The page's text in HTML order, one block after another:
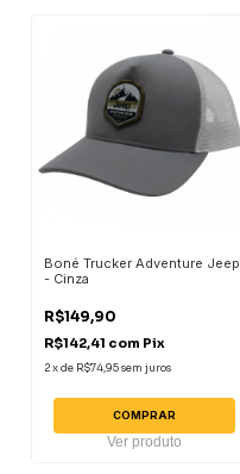
Boné Trucker Adventure Jeep
- Cinza
R$149,90
R$142,41 com Pix
2xde R$74,95sem juros
COMPRAR
Ver produto